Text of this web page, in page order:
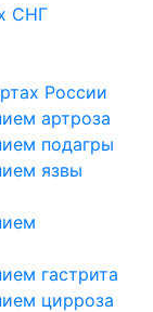
СНГ
России
артроза
подагры
язвы
гастрита
цирроза